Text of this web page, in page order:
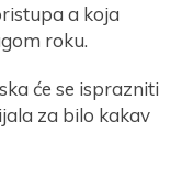
a koja
roku.
će se isprazniti
za bilo kakav